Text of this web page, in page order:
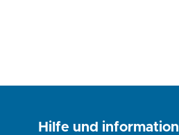
Hilfe und information